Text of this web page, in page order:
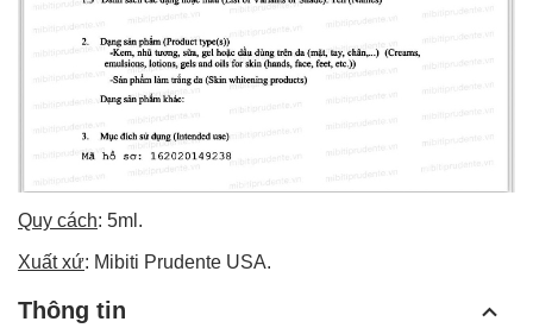
Quy cách: 5ml.
Xuất xứ: Mibiti Prudente USA.
Thông tin